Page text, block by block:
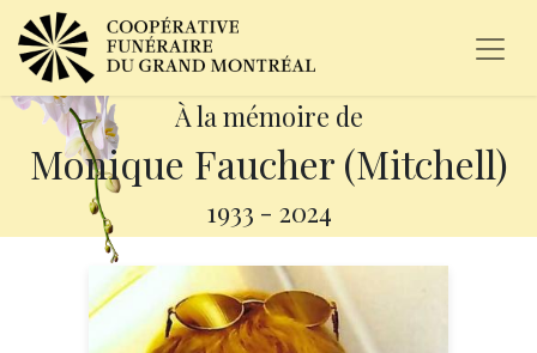
À la mémoire de
Monique Faucher (Mitchell)
1933 - 2024